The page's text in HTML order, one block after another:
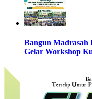
Bangun Madrasah
Gelar Workshop